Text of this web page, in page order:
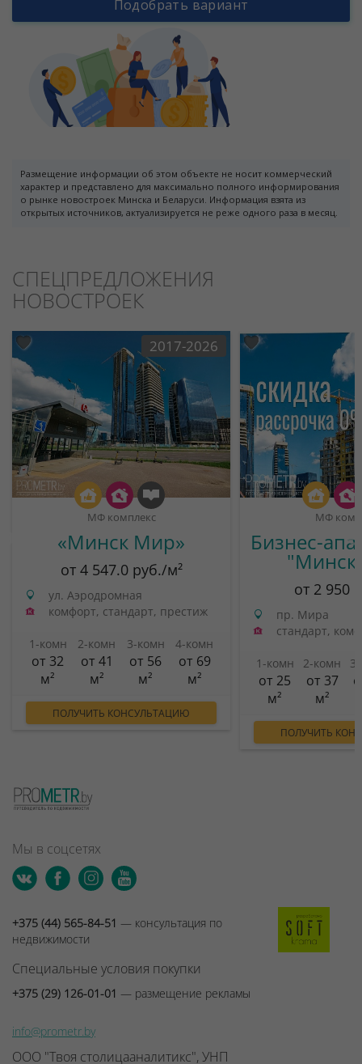
Подобрать вариант
Размещение информации об этом объекте не носит коммерческий
характер и представлено для максимально полного информирования
о рынке новостроек Минска и Беларуси. Информация взята из
открытых источников, актуализируется не реже одного раза в месяц.
СПЕЦПРЕДЛОЖЕНИЯ
НОВОСТРОЕК
2017-2026
МФ комплекс
«Минск Мир»
от 4 547.0 руб./м²
ул. Аэродромная
комфорт, стандарт, престиж
1-комн
от 32
м²
2-комн
от 41
м²
3-комн
от 56
м²
4-комн
от 69
м²
ПОЛУЧИТЬ КОНСУЛЬТАЦИЮ
МФ
Бизнес-
от 2 950
пр. Мира
стандарт,
1-комн
от 25
м²
2-комн
от 37
м²
ПОЛУЧИТЬ
Мы в соцсетях
+375 (44) 565-84-51 — консультация по
недвижимости
Специальные условия покупки
+375 (29) 126-01-01 — размещение рекламы
info@prometr.by
ООО "Твоя столицааналитикс", УНП